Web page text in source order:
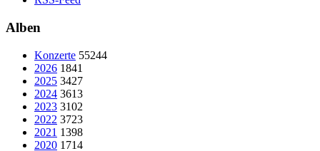
Alben
Konzerte 55244
2026 1841
2025 3427
2024 3613
2023 3102
2022 3723
2021 1398
2020 1714